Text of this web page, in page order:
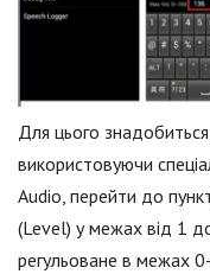
Для цього
використовуючи
Audio, перейти до
(Level) у межах від 1
регульоване в межах